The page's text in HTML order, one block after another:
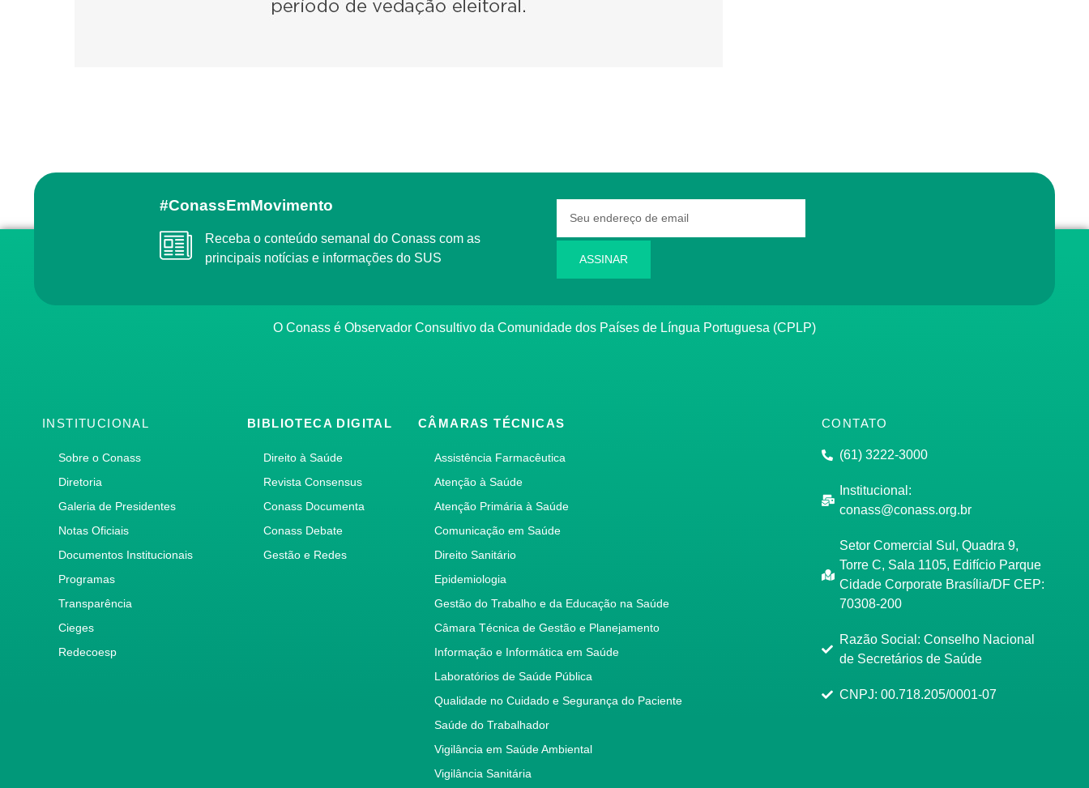
#ConassEmMovimento
Receba o conteúdo semanal do Conass com as
principais notícias e informações do SUS
ASSINAR
O Conass é Observador Consultivo da Comunidade dos Países de Língua Portuguesa (CPLP)
INSTITUCIONAL
Sobre o Conass
Diretoria
Galeria de Presidentes
Notas Oficiais
Documentos Institucionais
Programas
Transparência
Cieges
Redecoesp
BIBLIOTECA DIGITAL
Direito à Saúde
Revista Consensus
Conass Documenta
Conass Debate
Gestão e Redes
CÂMARAS TÉCNICAS
Assistência Farmacêutica
Atenção à Saúde
Atenção Primária à Saúde
Comunicação em Saúde
Direito Sanitário
Epidemiologia
Gestão do Trabalho e da Educação na Saúde
Câmara Técnica de Gestão e Planejamento
Informação e Informática em Saúde
Laboratórios de Saúde Pública
Qualidade no Cuidado e Segurança do Paciente
Saúde do Trabalhador
Vigilância em Saúde Ambiental
Vigilância Sanitária
CONTATO
(61) 3222-3000
Institucional:
conass@conass.org.br
Setor Comercial Sul, Quadra 9,
Torre C, Sala 1105, Edifício Parque
Cidade Corporate Brasília/DF CEP:
70308-200
Razão Social: Conselho Nacional
de Secretários de Saúde
CNPJ: 00.718.205/0001-07